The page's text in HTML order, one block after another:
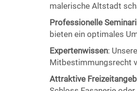
malerische Altstadt
Professionelle
bieten ein optimales
Expertenwissen:
Mitbestimmungsrecht
Attraktive